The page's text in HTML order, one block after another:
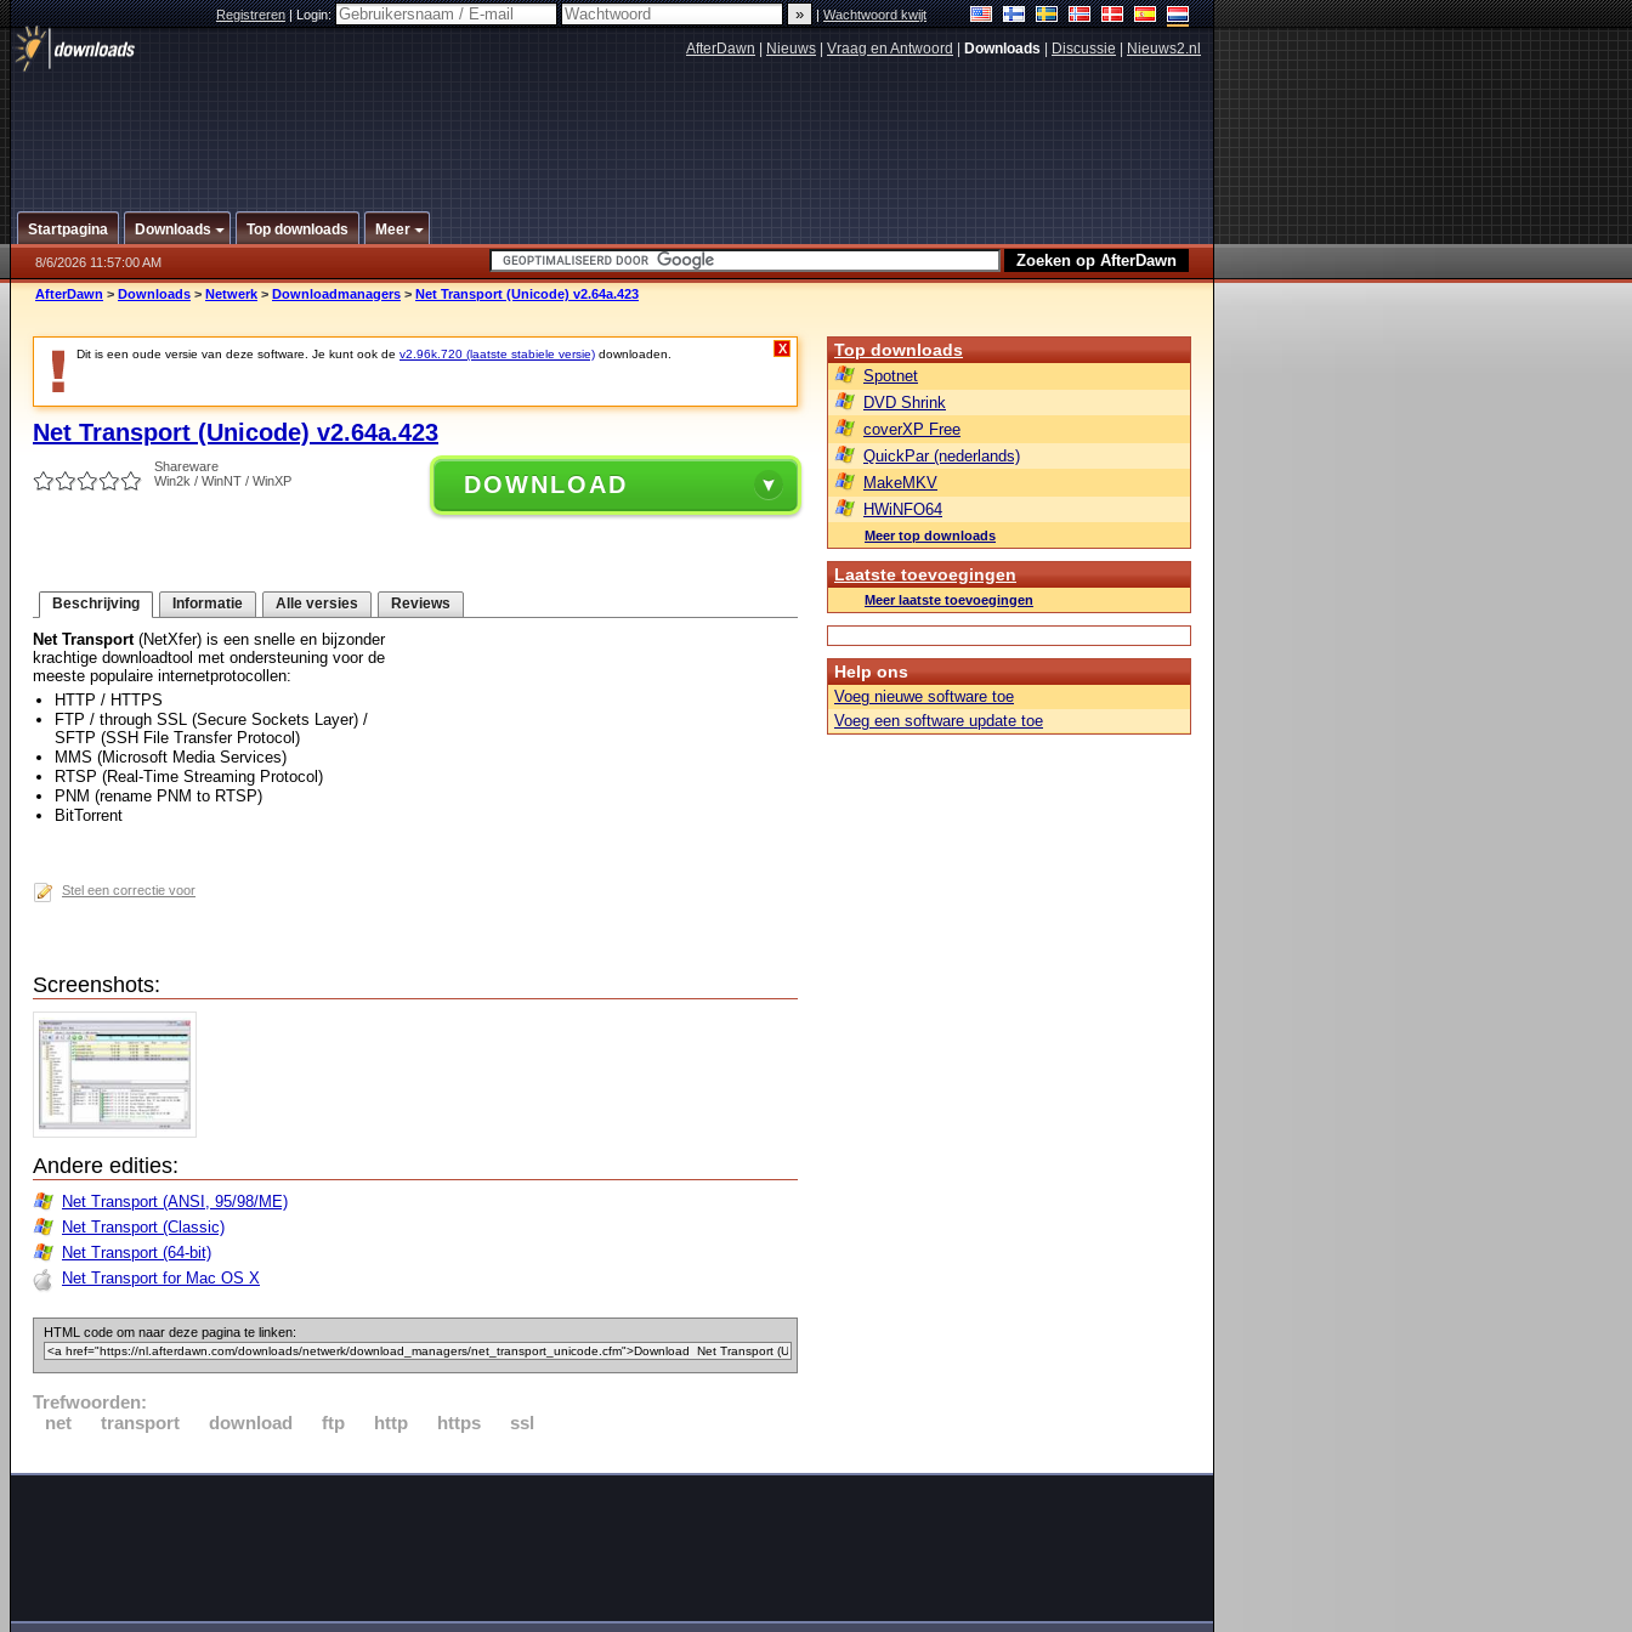
Registreren|Login: |Wachtwoord kwijt
AfterDawn Nieuws Vraag en Antwoord Downloads Discussie Nieuws2.nl
Startpagina Downloads Top downloads Meer
8/6/2026 11:57:00 AM
AfterDawn > Downloads > Netwerk > Downloadmanagers > Net Transport (Unicode) v2.64a.423
Dit is een oude versie van deze software. Je kunt ook de v2.96k.720 (laatste stabiele versie) downloaden. X
Net Transport (Unicode) v2.64a.423
Shareware
Win2k / WinNT / WinXP
DOWNLOAD
Beschrijving Informatie Alle versies Reviews
Net Transport(NetXfer) is een snelle en bijzonder
krachtige downloadtool met ondersteuning voor de
meeste populaire internetprotocollen:
HTTP / HTTPS
FTP / through SSL (Secure Sockets Layer) /
SFTP (SSH File Transfer Protocol)
MMS (Microsoft Media Services)
RTSP (Real-Time Streaming Protocol)
PNM (rename PNM to RTSP)
BitTorrent
Stel een correctie voor
Screenshots:
Andere edities:
Net Transport (ANSI, 95/98/ME)
Net Transport (Classic)
Net Transport (64-bit)
Net Transport for Mac OS X
HTML code om naar deze pagina te linken:
Trefwoorden:
net
transport download ftp http https ssl
Top downloads
Spotnet
DVD Shrink
coverXP Free
QuickPar (nederlands)
MakeMKV
HWiNFO64
Meer top downloads
Laatste toevoegingen
Meer laatste toevoegingen
Help ons
Voeg nieuwe software toe
Voeg een software update toe